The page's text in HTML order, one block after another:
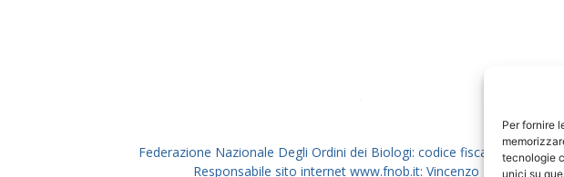
Per fornire
tecnologie
unici su
Federazione Nazionale Degli Ordini dei Biologi: codice fiscale
Responsabile sito internet www.fnob.it: Vincenzo D'Anna